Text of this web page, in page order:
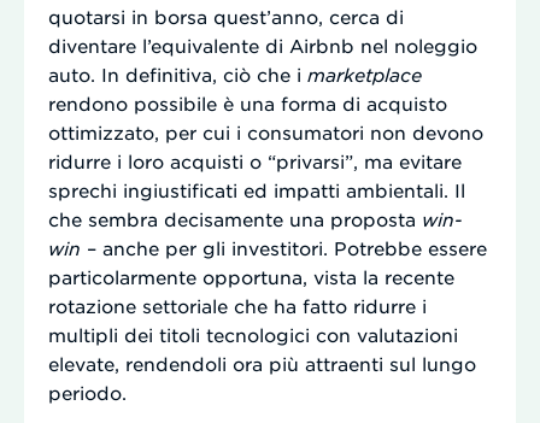
quotarsi in borsa quest’anno, cerca di
diventare l’equivalente di Airbnb nel noleggio
auto. In definitiva, ciò che i marketplace
rendono possibile è una forma di acquisto
ottimizzato, per cui i consumatori non devono
ridurre i loro acquisti o “privarsi”, ma evitare
sprechi ingiustificati ed impatti ambientali. Il
che sembra decisamente una proposta win-
win – anche per gli investitori. Potrebbe essere
particolarmente opportuna, vista la recente
rotazione settoriale che ha fatto ridurre i
multipli dei titoli tecnologici con valutazioni
elevate, rendendoli ora più attraenti sul lungo
periodo.